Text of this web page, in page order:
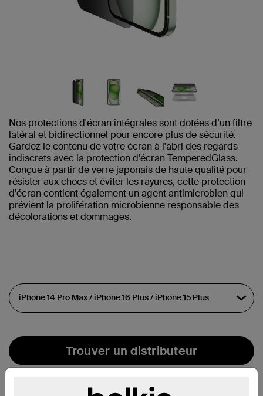
Nos protections d'écran intégrales sont dotées d’un filtre
latéral et bidirectionnel pour encore plus de sécurité.
Gardez le contenu de votre écran à l'abri des regards
indiscrets avec la protection d'écran TemperedGlass.
Conçue à partir de verre japonais de haute qualité pour
résister aux chocs et éviter les rayures, cette protection
d’écran contient également un agent antimicrobien qui
prévient la prolifération microbienne responsable des
décolorations et dommages.
Trouver un distributeur